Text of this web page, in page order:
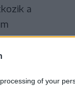
of your
a
szerint